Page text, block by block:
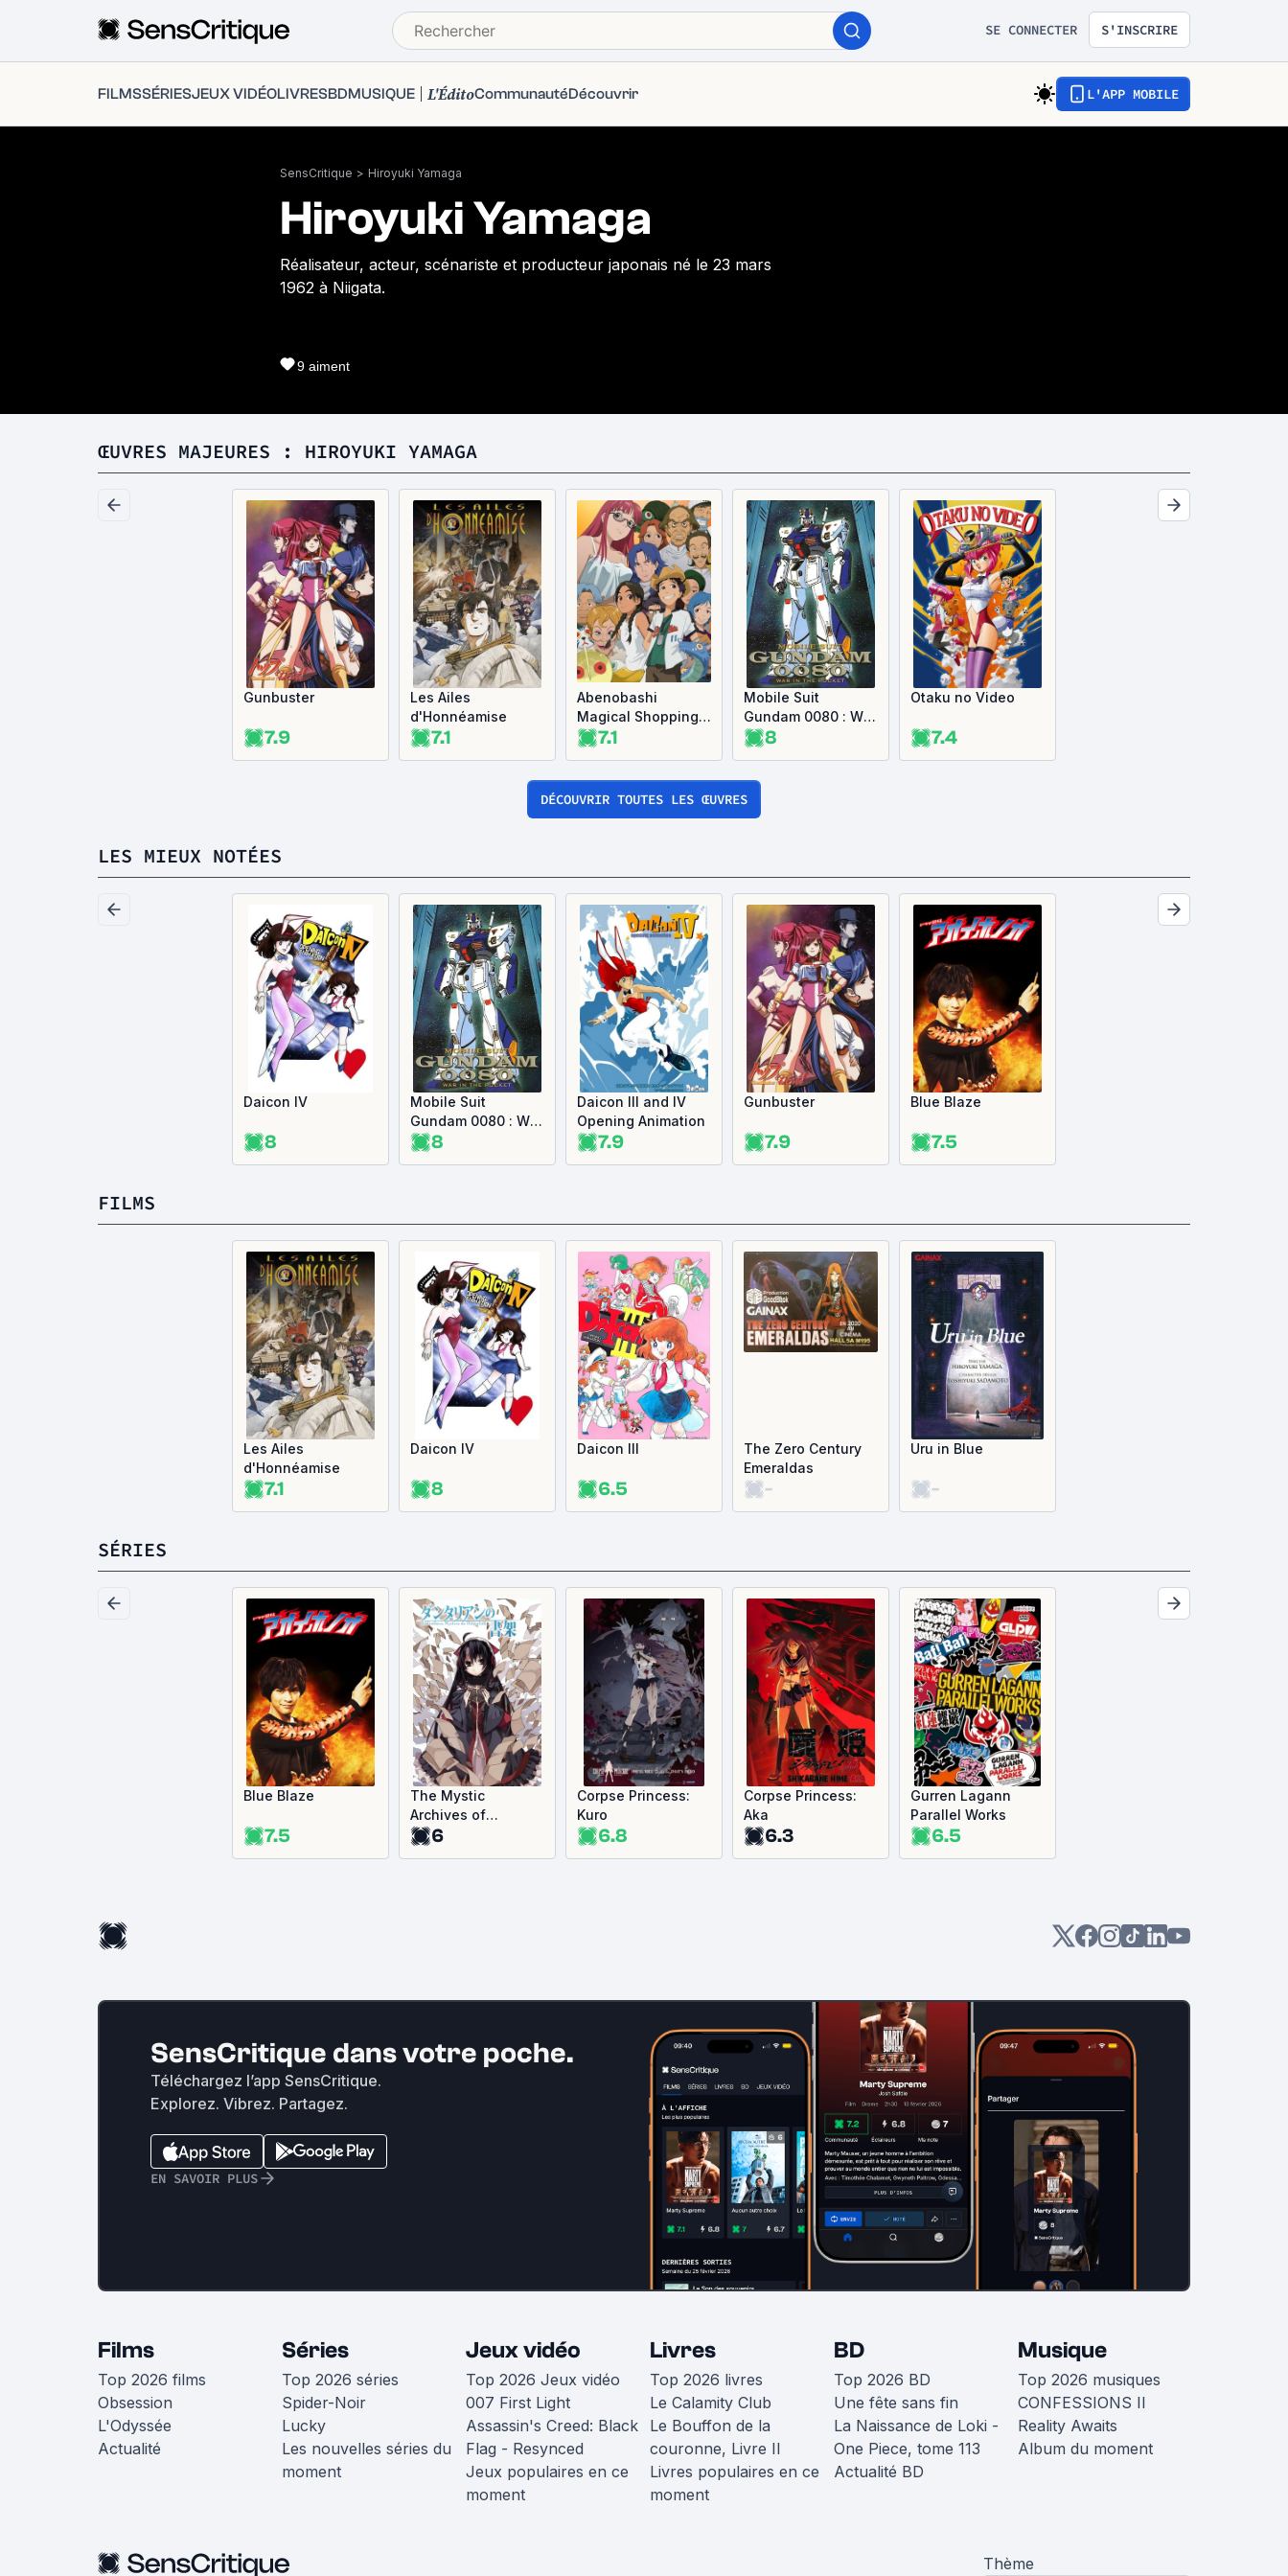
SE CONNECTER S'INSCRIRE
FILMSSÉRIESJEUX VIDÉOLIVRESBDMUSIQUE L'ÉditoCommunautéDécouvrir L'APP MOBILE
SensCritique > Hiroyuki Yamaga
Hiroyuki Yamaga
Réalisateur, acteur, scénariste et producteur japonais né le 23 mars
1962 à Niigata.
9 aiment
ŒUVRES MAJEURES : HIROYUKI YAMAGA
Gunbuster
7.9
Les Ailes
d'Honnéamise
7.1
Abenobashi
Magical Shopping
Street
7.1
Mobile Suit
Gundam 0080 : War
in the Pocket
8
Otaku no Video
7.4
DÉCOUVRIR TOUTES LES ŒUVRES
LES MIEUX NOTÉES
Daicon IV
8
Mobile Suit
Gundam 0080 : War
in the Pocket
8
Daicon III and IV
Opening Animation
7.9
Gunbuster
7.9
Blue Blaze
7.5
FILMS
Les Ailes
d'Honnéamise
7.1
Daicon IV
8
Daicon III
6.5
The Zero Century
Emeraldas
-
Uru in Blue
-
SÉRIES
Blue Blaze
7.5
The Mystic
Archives of
Dantalian
6
Corpse Princess:
Kuro
6.8
Corpse Princess:
Aka
6.3
Gurren Lagann
Parallel Works
6.5
SensCritique dans votre poche.
Téléchargez l’app SensCritique.
Explorez. Vibrez. Partagez.
EN SAVOIR PLUS
Films
Top 2026 films
Obsession
L'Odyssée
Actualité
Séries
Top 2026 séries
Spider-Noir
Lucky
Les nouvelles séries du
moment
Jeux vidéo
Top 2026 Jeux vidéo
007 First Light
Assassin's Creed: Black
Flag - Resynced
Jeux populaires en ce
moment
Livres
Top 2026 livres
Le Calamity Club
Le Bouffon de la
couronne, Livre II
Livres populaires en ce
moment
BD
Top 2026 BD
Une fête sans fin
La Naissance de Loki -
One Piece, tome 113
Actualité BD
Musique
Top 2026 musiques
CONFESSIONS II
Reality Awaits
Album du moment
Thème